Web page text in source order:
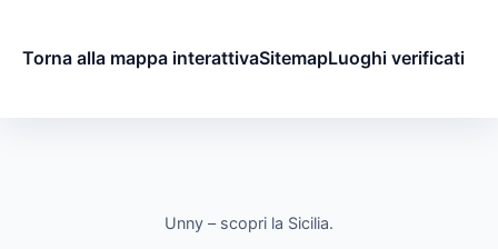
Torna alla mappa interattivaSitemapLuoghi verificati
Unny – scopri la Sicilia.